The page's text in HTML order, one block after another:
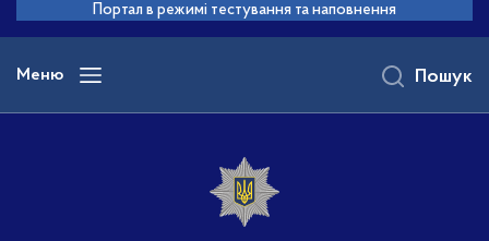
основного
вмісту
Портал в режимі тестування та наповнення
Меню Пошук